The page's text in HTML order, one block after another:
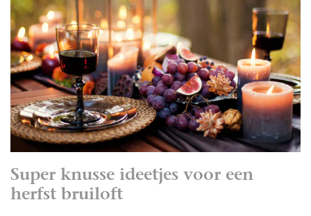
Super knusse ideetjes voor een
herfst bruiloft